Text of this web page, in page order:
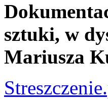
sztuki, w
Mariusza